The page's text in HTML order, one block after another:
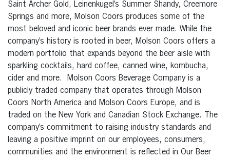
Saint Archer Gold, Leinenkugel’s Summer Shandy, Creemore
Springs and more, Molson Coors produces some of the
most beloved and iconic beer brands ever made. While the
company’s history is rooted in beer, Molson Coors offers a
modern portfolio that expands beyond the beer aisle with
sparkling cocktails, hard coffee, canned wine, kombucha,
cider and more. Molson Coors Beverage Company is a
publicly traded company that operates through Molson
Coors North America and Molson Coors Europe, and is
traded on the New York and Canadian Stock Exchange. The
company’s commitment to raising industry standards and
leaving a positive imprint on our employees, consumers,
communities and the environment is reflected in Our Beer